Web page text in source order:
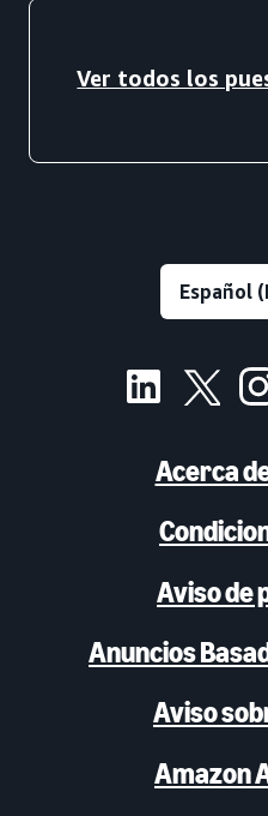
Ver todos los
Acerca
Aviso de
Anuncios
Aviso
Amazon